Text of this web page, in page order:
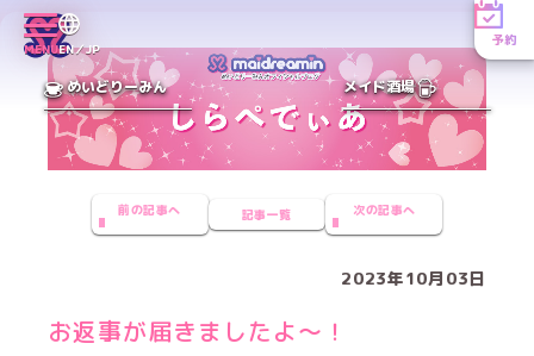
MENUEN／JP
予約
めいどりーみん メイド酒場
前の記事へ 記事一覧 次の記事へ
2023年10月03日
お返事が届きましたよ〜！